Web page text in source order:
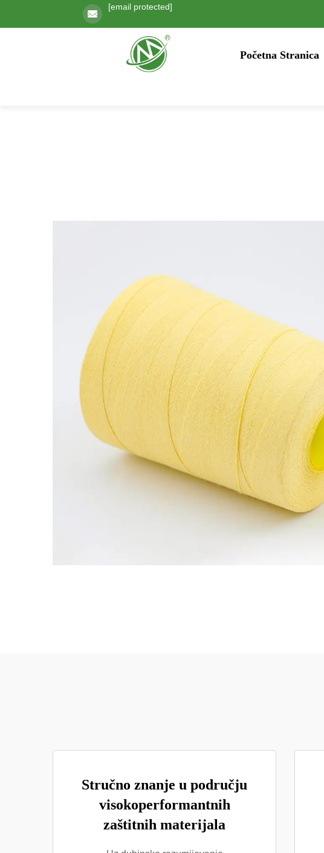
[email protected]
Početna Stranica
Stručno znanje u području
visokoperformantnih
zaštitnih materijala